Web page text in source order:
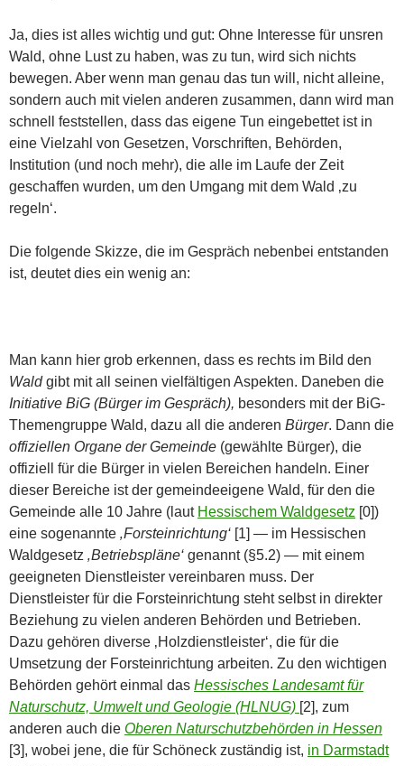
Ja, dies ist alles wichtig und gut: Ohne Interesse für unsren
Wald, ohne Lust zu haben, was zu tun, wird sich nichts
bewegen. Aber wenn man genau das tun will, nicht alleine,
sondern auch mit vielen anderen zusammen, dann wird man
schnell feststellen, dass das eigene Tun eingebettet ist in
eine Vielzahl von Gesetzen, Vorschriften, Behörden,
Institution (und noch mehr), die alle im Laufe der Zeit
geschaffen wurden, um den Umgang mit dem Wald ‚zu
regeln‘.
Die folgende Skizze, die im Gespräch nebenbei entstanden
ist, deutet dies ein wenig an:
Man kann hier grob erkennen, dass es rechts im Bild den
Waldgibt mit all seinen vielfältigen Aspekten. Daneben die
Initiative BiG (Bürger im Gespräch), besonders mit der BiG-
Themengruppe Wald, dazu all die anderen Bürger. Dann die
offiziellen Organe der Gemeinde (gewählte Bürger), die
offiziell für die Bürger in vielen Bereichen handeln. Einer
dieser Bereiche ist der gemeindeeigene Wald, für den die
Gemeinde alle 10 Jahre (laut Hessischem Waldgesetz [0])
eine sogenannte ‚Forsteinrichtung‘ [1] — im Hessischen
Waldgesetz ‚Betriebspläne‘ genannt (§5.2) — mit einem
geeigneten Dienstleister vereinbaren muss. Der
Dienstleister für die Forsteinrichtung steht selbst in direkter
Beziehung zu vielen anderen Behörden und Betrieben.
Dazu gehören diverse ‚Holzdienstleister‘, die für die
Umsetzung der Forsteinrichtung arbeiten. Zu den wichtigen
Behörden gehört einmal das Hessisches Landesamt für
Naturschutz, Umwelt und Geologie (HLNUG) [2], zum
anderen auch die Oberen Naturschutzbehörden in Hessen
[3], wobei jene, die für Schöneck zuständig ist, in Darmstadt